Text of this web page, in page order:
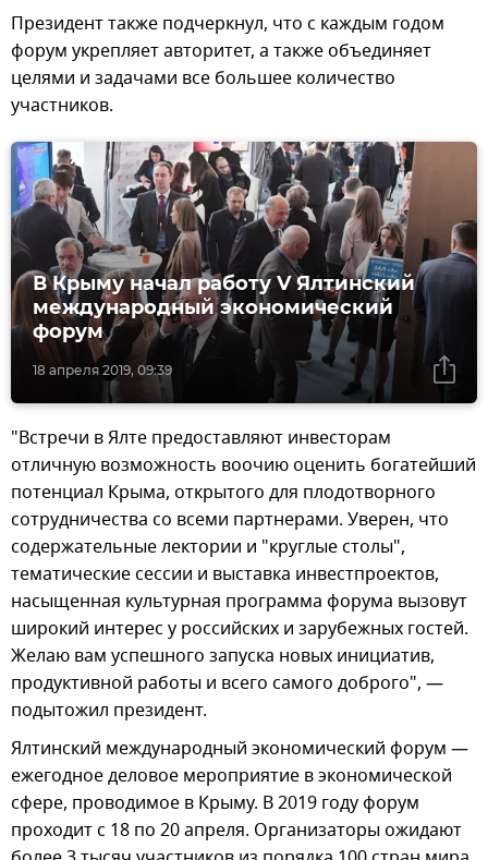
Президент также подчеркнул, что с каждым годом
форум укрепляет авторитет, а также объединяет
целями и задачами все большее количество
участников.
18 апреля 2019, 09:39
В Крыму начал работу V Ялтинский
международный экономический
форум
"Встречи в Ялте предоставляют инвесторам
отличную возможность воочию оценить богатейший
потенциал Крыма, открытого для плодотворного
сотрудничества со всеми партнерами. Уверен, что
содержательные лектории и "круглые столы",
тематические сессии и выставка инвестпроектов,
насыщенная культурная программа форума вызовут
широкий интерес у российских и зарубежных гостей.
Желаю вам успешного запуска новых инициатив,
продуктивной работы и всего самого доброго", —
подытожил президент.
Ялтинский международный экономический форум —
ежегодное деловое мероприятие в экономической
сфере, проводимое в Крыму. В 2019 году форум
проходит с 18 по 20 апреля. Организаторы ожидают